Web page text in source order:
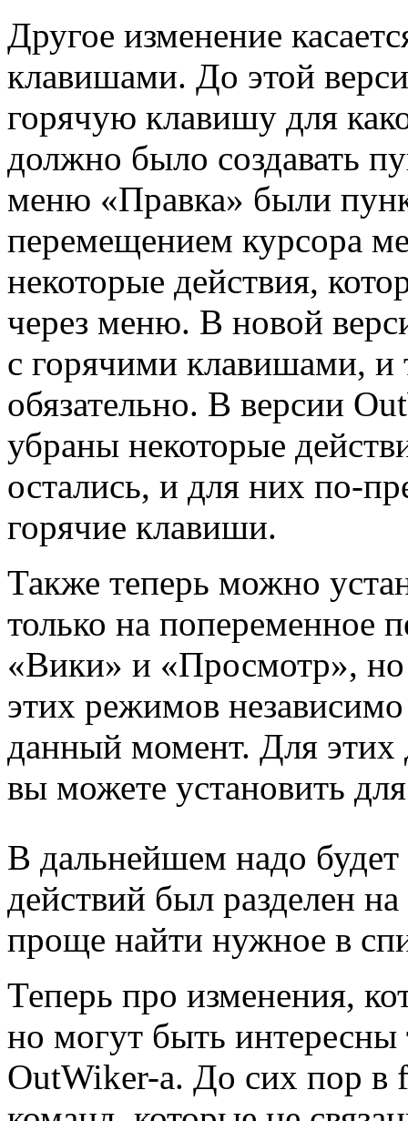
Другое изменение
клавишами. До этой
горячую клавишу для
должно было создавать
меню «Правка» были
перемещением курсора
некоторые действия,
через меню. В новой
с горячими клавишами, и
обязательно. В версии
убраны некоторые
остались, и для них по-
горячие клавиши.
Также теперь можно
только на попеременное
«Вики» и «Просмотр»,
этих режимов
данный момент. Для этих
вы можете установить
В дальнейшем надо будет
действий был разделен
проще найти нужное в
Теперь про изменения,
но могут быть интересны
OutWiker-а. До сих пор